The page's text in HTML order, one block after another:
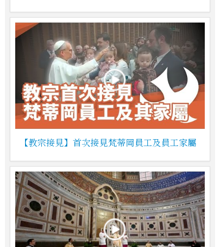
【教宗接見】首次接見梵蒂岡員工及員工家屬